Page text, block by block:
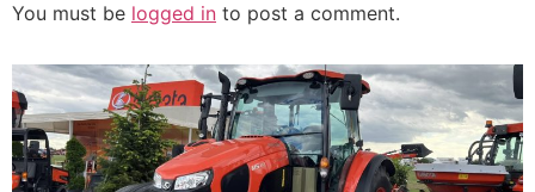
You must be logged in to post a comment.